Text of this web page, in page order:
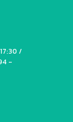
/
-